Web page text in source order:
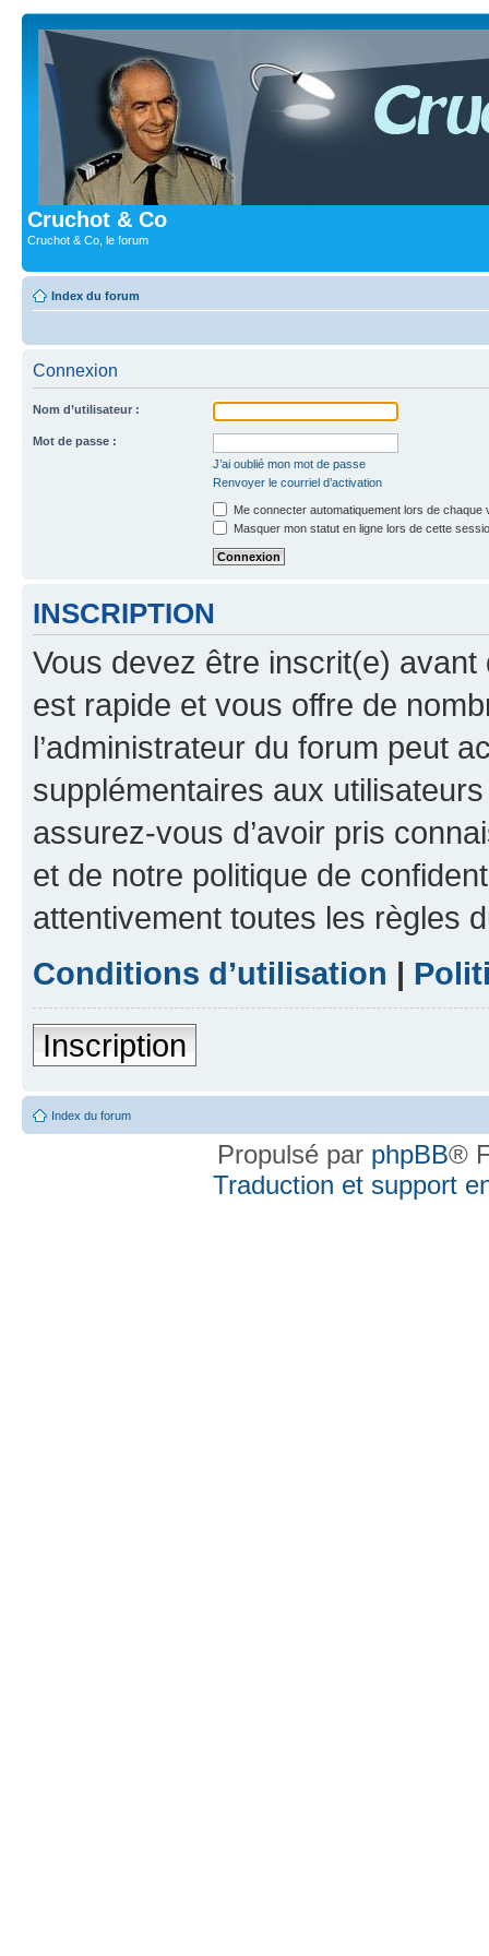
Cruchot & Co
Cruchot & Co, le forum
Index du forum
Connexion
Nom d’utilisateur :
Mot de passe :
J’ai oublié mon mot de passe
Renvoyer le courriel d’activation
Me connecter automatiquement lors de chaque
Masquer mon statut en ligne lors de cette
INSCRIPTION
Vous devez être inscrit(e) avant
est rapide et vous offre de
l’administrateur du forum peut
supplémentaires aux
assurez-vous d’avoir pris
et de notre politique de
attentivement toutes les règles
Conditions d’utilisation |
Inscription
Index du forum
Propulsé par phpBB®
Traduction et support